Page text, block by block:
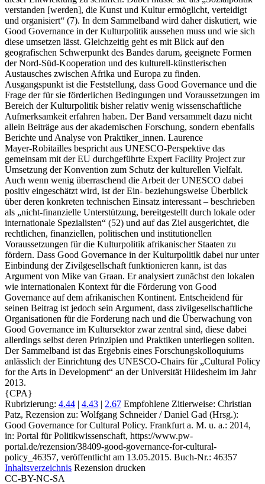
verstanden [werden], die Kunst und Kultur ermöglicht, verteidigt
und organisiert“ (7). In dem Sammelband wird daher diskutiert, wie
Good Governance in der Kulturpolitik aussehen muss und wie sich
diese umsetzen lässt. Gleichzeitig geht es mit Blick auf den
geografischen Schwerpunkt des Bandes darum, geeignete Formen
der Nord‑Süd‑Kooperation und des kulturell‑künstlerischen
Austausches zwischen Afrika und Europa zu finden.
Ausgangspunkt ist die Feststellung, dass Good Governance und die
Frage der für sie förderlichen Bedingungen und Voraussetzungen im
Bereich der Kulturpolitik bisher relativ wenig wissenschaftliche
Aufmerksamkeit erfahren haben. Der Band versammelt dazu nicht
allein Beiträge aus der akademischen Forschung, sondern ebenfalls
Berichte und Analyse von Praktiker_innen. Laurence
Mayer‑Robitailles bespricht aus UNESCO‑Perspektive das
gemeinsam mit der EU durchgeführte Expert Facility Project zur
Umsetzung der Konvention zum Schutz der kulturellen Vielfalt.
Auch wenn wenig überraschend die Arbeit der UNESCO dabei
positiv eingeschätzt wird, ist der Ein‑ beziehungsweise Überblick
über deren konkreten technischen Einsatz interessant – beschrieben
als „nicht‑finanzielle Unterstützung, bereitgestellt durch lokale oder
internationale Spezialisten“ (52) und auf das Ziel ausgerichtet, die
rechtlichen, finanziellen, politischen und institutionellen
Voraussetzungen für die Kulturpolitik afrikanischer Staaten zu
fördern. Dass Good Governance in der Kulturpolitik dabei nur unter
Einbindung der Zivilgesellschaft funktionieren kann, ist das
Argument von Mike van Graan. Er analysiert zunächst den lokalen
wie internationalen Kontext für die Förderung von Good
Governance auf dem afrikanischen Kontinent. Entscheidend für
seinen Beitrag ist jedoch sein Argument, dass zivilgesellschaftliche
Organisationen für die Forderung nach und die Überwachung von
Good Governance im Kultursektor zwar zentral sind, diese dabei
allerdings selbst deren Prinzipien und Praktiken unterliegen sollten.
Der Sammelband ist das Ergebnis eines Forschungskolloquiums
anlässlich der Einrichtung des UNESCO‑Chairs für „Cultural Policy
for the Arts in Development“ an der Universität Hildesheim im Jahr
2013.
{CPA}
Rubrizierung: 4.44 | 4.43 | 2.67 Empfohlene Zitierweise: Christian
Patz, Rezension zu: Wolfgang Schneider / Daniel Gad (Hrsg.):
Good Governance for Cultural Policy. Frankfurt a. M. u. a.: 2014,
in: Portal für Politikwissenschaft, https://www.pw-
portal.de/rezension/38409-good-governance-for-cultural-
policy_46357, veröffentlicht am 13.05.2015. Buch-Nr.: 46357
Inhaltsverzeichnis Rezension drucken
CC-BY-NC-SA